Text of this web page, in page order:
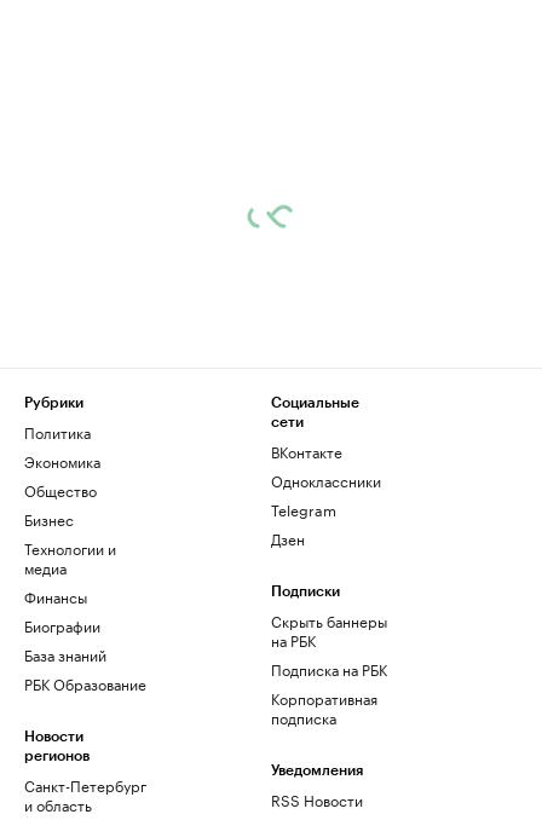
Рубрики
Политика
Экономика
Общество
Бизнес
Технологии и
медиа
Финансы
Биографии
База знаний
РБК Образование
Новости
регионов
Санкт-Петербург
и область
Социальные
сети
ВКонтакте
Одноклассники
Telegram
Дзен
Подписки
Скрыть баннеры
на РБК
Подписка на РБК
Корпоративная
подписка
Уведомления
RSS Новости